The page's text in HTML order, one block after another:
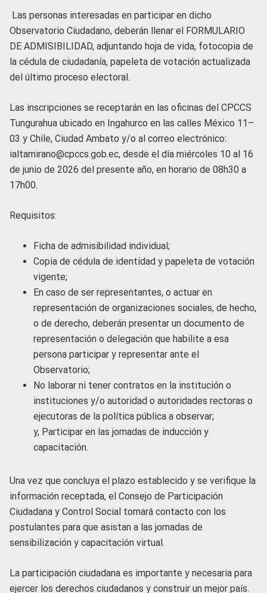
Las personas interesadas en participar en dicho
Observatorio Ciudadano, deberán llenar el FORMULARIO
DE ADMISIBILIDAD, adjuntando hoja de vida, fotocopia de
la cédula de ciudadanía, papeleta de votación actualizada
del último proceso electoral.
Las inscripciones se receptarán en las oficinas del CPCCS
Tungurahua ubicado en Ingahurco en las calles México 11–
03 y Chile, Ciudad Ambato y/o al correo electrónico:
ialtamirano@cpccs.gob.ec, desde el día miércoles 10 al 16
de junio de 2026 del presente año, en horario de 08h30 a
17h00.
Requisitos:
Ficha de admisibilidad individual;
Copia de cédula de identidad y papeleta de votación
vigente;
En caso de ser representantes, o actuar en
representación de organizaciones sociales, de hecho,
o de derecho, deberán presentar un documento de
representación o delegación que habilite a esa
persona participar y representar ante el
Observatorio;
No laborar ni tener contratos en la institución o
instituciones y/o autoridad o autoridades rectoras o
ejecutoras de la política pública a observar;
y, Participar en las jornadas de inducción y
capacitación.
Una vez que concluya el plazo establecido y se verifique la
información receptada, el Consejo de Participación
Ciudadana y Control Social tomará contacto con los
postulantes para que asistan a las jornadas de
sensibilización y capacitación virtual.
La participación ciudadana es importante y necesaria para
ejercer los derechos ciudadanos y construir un mejor país.